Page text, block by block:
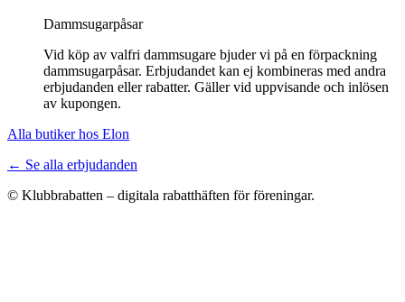
Dammsugarpåsar
Vid köp av valfri dammsugare bjuder vi på en förpackning
dammsugarpåsar. Erbjudandet kan ej kombineras med andra
erbjudanden eller rabatter. Gäller vid uppvisande och inlösen
av kupongen.
Alla butiker hos Elon
← Se alla erbjudanden
© Klubbrabatten – digitala rabatthäften för föreningar.